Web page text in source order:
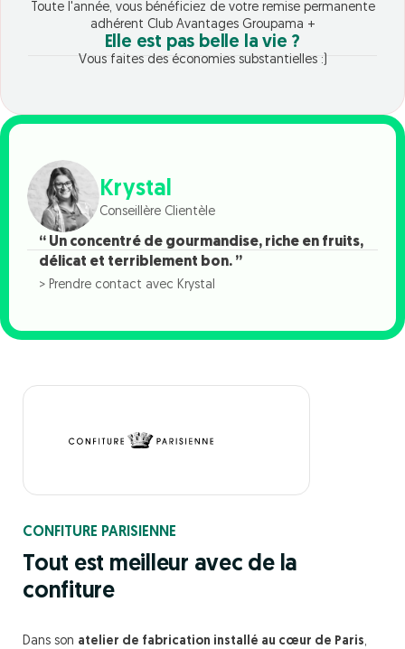
Toute l'année, vous bénéficiez de votre remise permanente
adhérent Club Avantages Groupama +
Elle est pas belle la vie ?
Vous faites des économies substantielles :)
Krystal
Conseillère Clientèle
“ Un concentré de gourmandise, riche en fruits,
délicat et terriblement bon. ”
> Prendre contact avec Krystal
CONFITURE PARISIENNE
Tout est meilleur avec de la
confiture
Dans son atelier de fabrication installé au cœur de Paris,